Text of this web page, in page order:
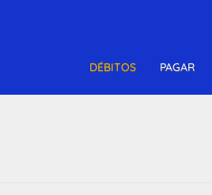
DÉBITOS PAGAR